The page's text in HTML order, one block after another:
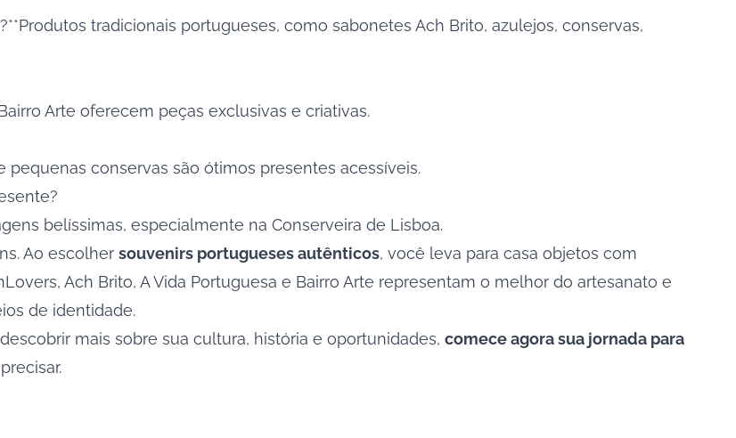
tradicionais portugueses, como sabonetes Ach Brito, azulejos, conservas,
Arte oferecem peças exclusivas e criativas.
conservas são ótimos presentes acessíveis.
belíssimas, especialmente na Conserveira de Lisboa.
Ao escolher souvenirs portugueses autênticos, você leva para casa objetos com
Ach Brito, A Vida Portuguesa e Bairro Arte representam o melhor do artesanato e
de identidade.
mais sobre sua cultura, história e oportunidades, comece agora sua jornada para